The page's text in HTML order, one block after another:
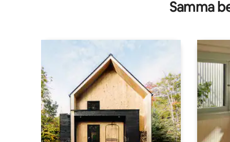
Samma